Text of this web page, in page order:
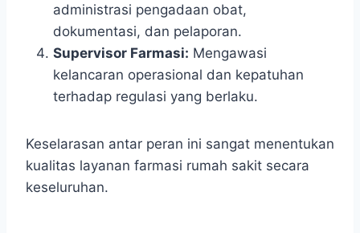
administrasi pengadaan obat,
dokumentasi, dan pelaporan.
Supervisor Farmasi: Mengawasi
kelancaran operasional dan kepatuhan
terhadap regulasi yang berlaku.
Keselarasan antar peran ini sangat menentukan
kualitas layanan farmasi rumah sakit secara
keseluruhan.